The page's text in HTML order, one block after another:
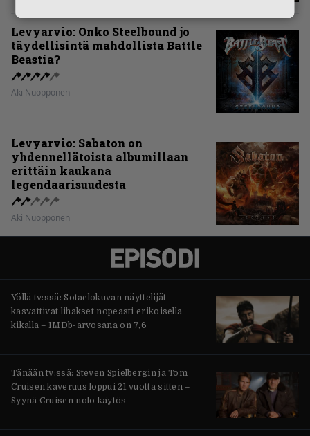
Levyarvio: Onko Steelbound jo
täydellisintä mahdollista Battle
Beastia?
Aki Nuopponen
Levyarvio: Sabaton on
yhdennellätoista albumillaan
erittäin kaukana
legendaarisuudesta
Aki Nuopponen
Yöllä tv:ssä: Sotaelokuvan näyttelijät
kasvattivat lihakset nopeasti erikoisella
kikalla – IMDb-arvosana on 7,6
Tänään tv:ssä: Steven Spielbergin ja Tom
Cruisen kaveruus loppui 21 vuotta sitten –
Syynä Cruisen nolo käytös